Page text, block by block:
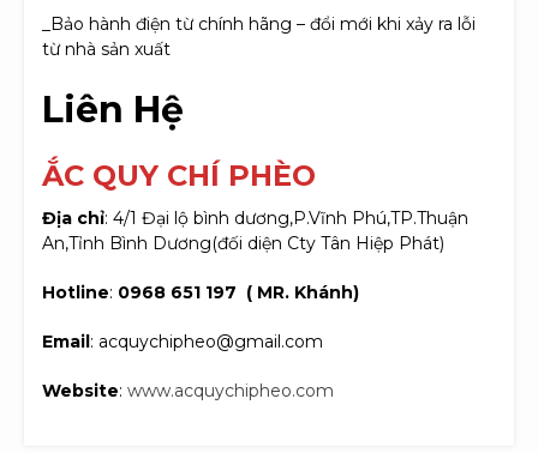
_Bảo hành điện từ chính hãng – đổi mới khi xảy ra lỗi
từ nhà sản xuất
Liên Hệ
ẮC QUY CHÍ PHÈO
Địa chỉ: 4/1 Đại lộ bình dương,P.Vĩnh Phú,TP.Thuận
An,Tỉnh Bình Dương(đối diện Cty Tân Hiệp Phát)
Hotline: 0968 651 197 ( MR. Khánh)
Email: acquychipheo@gmail.com
Website: www.acquychipheo.com